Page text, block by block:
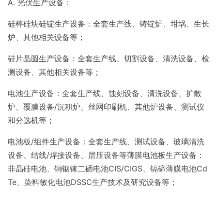
A. 光伏生产设备：
硅棒硅块硅锭生产设备：全套生产线、铸锭炉、坩埚、生长
炉、其他相关设备等；
硅片晶圆生产设备：全套生产线、切割设备、清洗设备、检
测设备、其他相关设备等；
电池生产设备：全套生产线、蚀刻设备、清洗设备、扩散
炉、覆膜设备/沉积炉、丝网印刷机、其他炉设备、测试仪
和分选机等；
电池板/组件生产设备：全套生产线、测试设备、玻璃清洗
设备、结线/焊接设备、层压设备等薄膜电池板生产设备：
非晶硅电池、铜铟镓二硒电池CIS/CIGS、镉碲薄膜电池Cd
Te、染料敏化电池DSSC生产技术及研究设备等；